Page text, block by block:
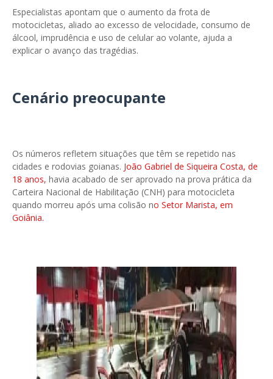
Especialistas apontam que o aumento da frota de
motocicletas, aliado ao excesso de velocidade, consumo de
álcool, imprudência e uso de celular ao volante, ajuda a
explicar o avanço das tragédias.
Cenário preocupante
Os números refletem situações que têm se repetido nas
cidades e rodovias goianas. João Gabriel de Siqueira Costa, de
18 anos, havia acabado de ser aprovado na prova prática da
Carteira Nacional de Habilitação (CNH) para motocicleta
quando morreu após uma colisão no Setor Marista, em
Goiânia.